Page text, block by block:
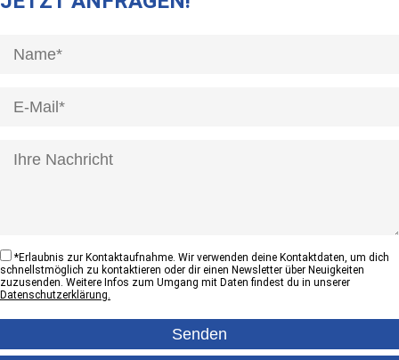
*Erlaubnis zur Kontaktaufnahme. Wir verwenden deine Kontaktdaten, um dich
schnellstmöglich zu kontaktieren oder dir einen Newsletter über Neuigkeiten
zuzusenden. Weitere Infos zum Umgang mit Daten findest du in unserer
Datenschutzerklärung.